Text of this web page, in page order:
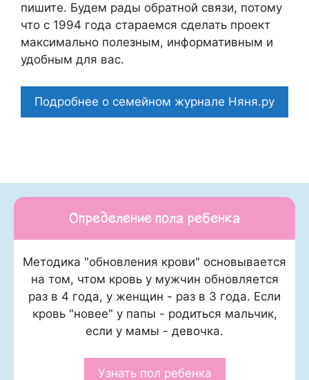
пишите. Будем рады обратной связи, потому
что c 1994 года стараемся сделать проект
максимально полезным, информативным и
удобным для вас.
Подробнее о семейном журнале Няня.ру
Определение пола ребенка
Методика "обновления крови" основывается
на том, чтом кровь у мужчин обновляется
раз в 4 года, у женщин - раз в 3 года. Если
кровь "новее" у папы - родиться мальчик,
если у мамы - девочка.
Узнать пол ребенка